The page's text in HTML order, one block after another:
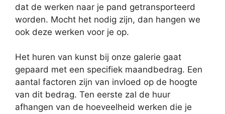
dat de werken naar je pand getransporteerd
worden. Mocht het nodig zijn, dan hangen we
ook deze werken voor je op.
Het huren van kunst bij onze galerie gaat
gepaard met een specifiek maandbedrag. Een
aantal factoren zijn van invloed op de hoogte
van dit bedrag. Ten eerste zal de huur
afhangen van de hoeveelheid werken die je